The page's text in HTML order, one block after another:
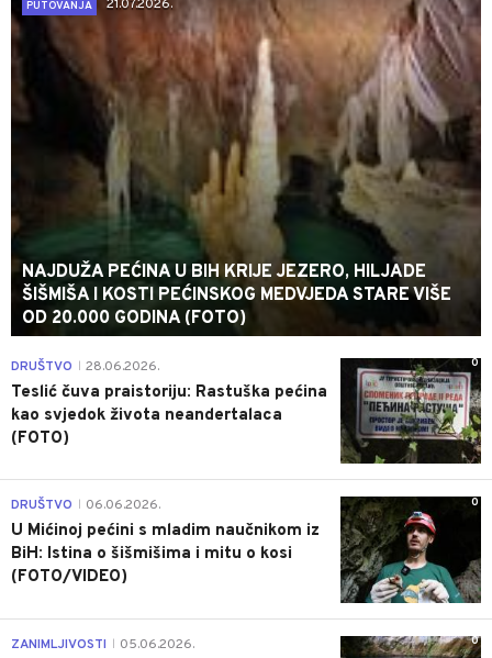
PUTOVANJA
21.07.2026.
NAJDUŽA PEĆINA U BIH KRIJE JEZERO, HILJADE
ŠIŠMIŠA I KOSTI PEĆINSKOG MEDVJEDA STARE VIŠE
OD 20.000 GODINA (FOTO)
0
DRUŠTVO 28.06.2026.
Teslić čuva praistoriju: Rastuška pećina
kao svjedok života neandertalaca
(FOTO)
0
DRUŠTVO 06.06.2026.
U Mićinoj pećini s mladim naučnikom iz
BiH: Istina o šišmišima i mitu o kosi
(FOTO/VIDEO)
0
ZANIMLJIVOSTI 05.06.2026.